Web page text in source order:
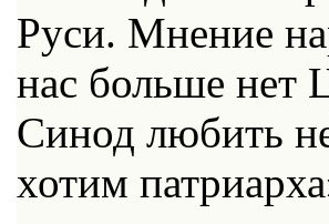
Руси. Мнение
нас больше нет
Синод любить
хотим